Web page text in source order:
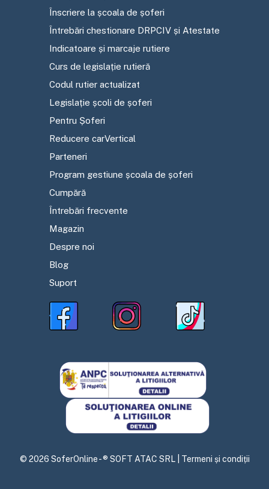
Înscriere la școala de șoferi
Întrebări chestionare DRPCIV și Atestate
Indicatoare și marcaje rutiere
Curs de legislație rutieră
Codul rutier actualizat
Legislație școli de șoferi
Pentru Șoferi
Reducere carVertical
Parteneri
Program gestiune școala de șoferi
Cumpără
Întrebări frecvente
Magazin
Despre noi
Blog
Suport
© 2026 SoferOnline - ® SOFT ATAC SRL | Termeni și condiții